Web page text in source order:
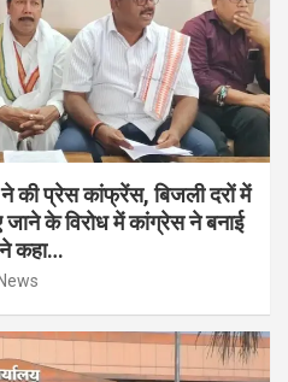
प्रेस कांफ्रेंस, बिजली दरों में
जाने के विरोध में कांग्रेस ने बनाई
कहा…